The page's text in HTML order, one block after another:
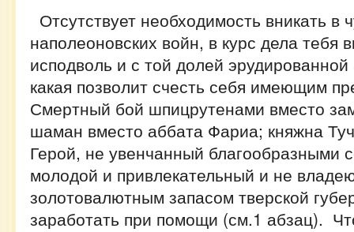
Отсутствует необходимость вникать в
наполеоновских войн, в курс дела тебя
исподволь и с той долей эрудированной
какая позволит счесть себя имеющим
Смертный бой шпицрутенами вместо
шаман вместо аббата Фариа; княжна
Герой, не увенчанный благообразными
молодой и привлекательный и не
золотовалютным запасом тверской
заработать при помощи (см.1 абзац).